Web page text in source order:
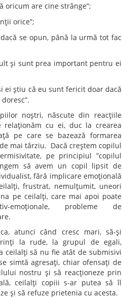
oricum are cine strânge”;
orice”;
se opun, până la urmă tot fac
şi sunt prea important pentru ei
ei ştiu că eu sunt fericit doar dacă
noştri, născute din reacţiile
cu ei, duc la crearea
pe care se bazează formarea
mai târziu. Dacă creştem copilul
pe principiul ”copilul
să avem un copil lipsit de
fără implicare emoţională
frustrat, nemulţumit, uneori
pe ceilalţi, care mai apoi poate
emoţionale, probleme de
atunci când cresc mari, să-şi
la rude, la grupul de egali,
ceilalţi să nu fie atât de submisivi
simtă agresaţi, chiar ofensaţi de
nostru şi să reacţioneze prin
ceilalţi copiii s-ar putea să îl
şi să refuze prietenia cu acesta.